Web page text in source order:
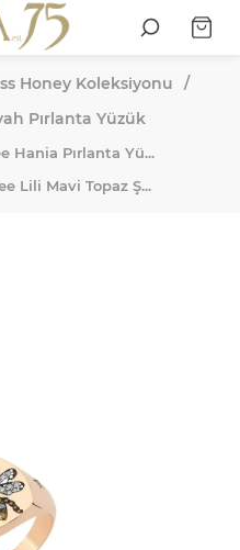
Honey Koleksiyonu
/
Pırlanta Yüzük
Hania Pırlanta Yü...
Lili Mavi Topaz Ş...